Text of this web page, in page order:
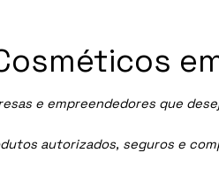
e empreendedores que
autorizados, seguros e